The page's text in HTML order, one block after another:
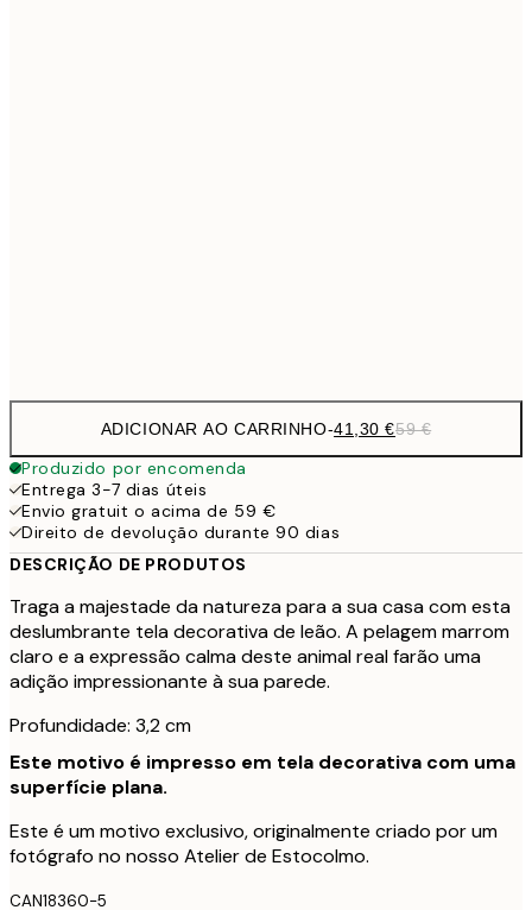
ADICIONAR AO CARRINHO-41,30 €59 €
Produzido por encomenda
Entrega 3-7 dias úteis
Envio gratuit o acima de 59 €
Direito de devolução durante 90 dias
DESCRIÇÃO DE PRODUTOS
Traga a majestade da natureza para a sua casa com esta
deslumbrante tela decorativa de leão. A pelagem marrom
claro e a expressão calma deste animal real farão uma
adição impressionante à sua parede.
Profundidade: 3,2 cm
Este motivo é impresso em tela decorativa com uma
superfície plana.
Este é um motivo exclusivo, originalmente criado por um
fotógrafo no nosso Atelier de Estocolmo.
CAN18360-5